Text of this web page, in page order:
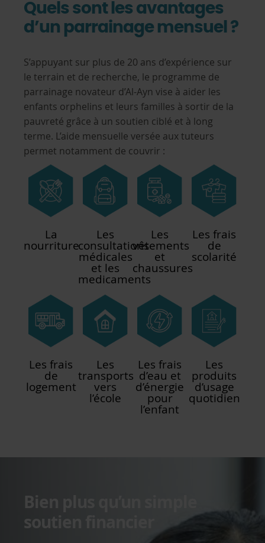
Quels sont les avantages
d’un parrainage mensuel ?
S’appuyant sur plus de 20 ans d’expérience sur
le terrain et de recherche, le programme de
parrainage novateur d’Al-Ayn vise à aider les
enfants orphelins et leurs familles à sortir de la
pauvreté grâce à un soutien ciblé et à long
terme. L’aide mensuelle versée aux tuteurs
permet notamment de couvrir :
La
nourriture
Les
consultations
médicales
et les
medicaments
Les
vêtements
et
chaussures
Les frais
de
scolarité
Les frais
de
logement
Les
transports
vers
l’école
Les frais
d’eau et
d’énergie
pour
l’enfant
Les
produits
d’usage
quotidien
Bien plus qu’un simple
soutien financier